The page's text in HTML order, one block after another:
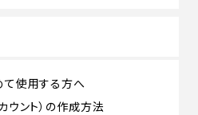
て使用する方へ
ウント）の作成方法